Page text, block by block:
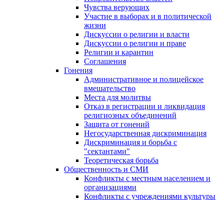
Чувства верующих
Участие в выборах и в политической
жизни
Дискуссии о религии и власти
Дискуссии о религии и праве
Религии и карантин
Соглашения
Гонения
Административное и полицейское
вмешательство
Места для молитвы
Отказ в регистрации и ликвидация
религиозных объединений
Защита от гонений
Негосударственная дискриминация
Дискриминация и борьба с
"сектантами"
Теоретическая борьба
Общественность и СМИ
Конфликты с местным населением и
организациями
Конфликты с учреждениями культуры